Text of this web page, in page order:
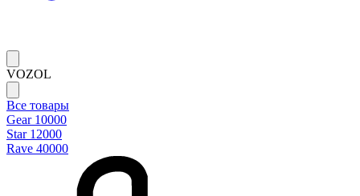
VOZOL
Все товары
Gear 10000
Star 12000
Rave 40000